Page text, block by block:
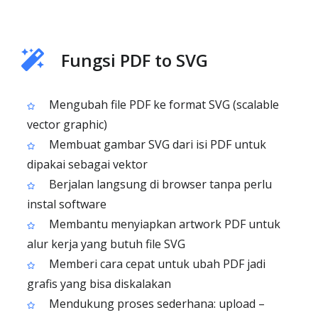
Fungsi PDF to SVG
Mengubah file PDF ke format SVG (scalable
vector graphic)
Membuat gambar SVG dari isi PDF untuk
dipakai sebagai vektor
Berjalan langsung di browser tanpa perlu
instal software
Membantu menyiapkan artwork PDF untuk
alur kerja yang butuh file SVG
Memberi cara cepat untuk ubah PDF jadi
grafis yang bisa diskalakan
Mendukung proses sederhana: upload –